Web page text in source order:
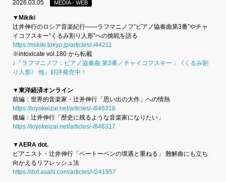
2026.03.05 MEDIA - WEB
▼Mikiki
辻井伸行のロシア音楽紀行――ラフマニノフ“ピアノ協奏曲第3番”やチャ
イコフスキー“くるみ割り人形”への挑戦を語る
https://mikiki.tokyo.jp/articles/-/44211
※intoxicate vol.180 から転載
♪『ラフマニノフ：ピアノ協奏曲 第3番／チャイコフスキー：《くるみ割
り人形》 他』好評発売中！
▼東洋経済オンライン
前編：世界的音楽家・辻井伸行「思い出の大作」への情熱
https://toyokeizai.net/articles/-/846316
後編：辻井伸行「歴史に残るような音楽家になりたい」
https://toyokeizai.net/articles/-/846317
▼AERA dot.
ピアニスト・辻󠄀井伸行「ベートーベンの境遇と重ねる」 難解曲にも立ち
向かえるリフレッシュ法
https://dot.asahi.com/articles/-/241957